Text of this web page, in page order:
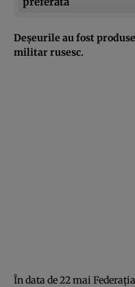
Deșeurile au fost
militar rusesc.
În data de 22 mai